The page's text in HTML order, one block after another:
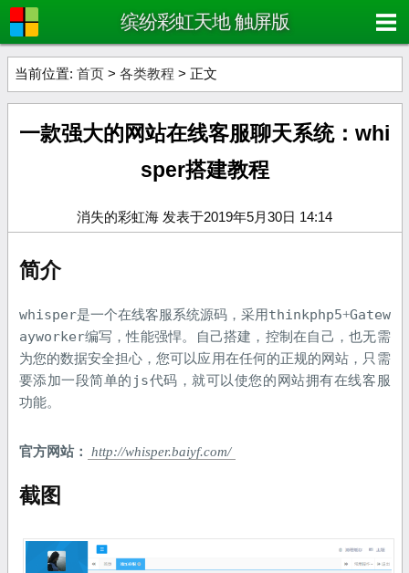
缤纷彩虹天地 触屏版
当前位置: 首页 > 各类教程 > 正文
一款强大的网站在线客服聊天系统：whi
sper搭建教程
消失的彩虹海 发表于2019年5月30日 14:14
简介
whisper是一个在线客服系统源码，采用thinkphp5+Gatew
ayworker编写，性能强悍。自己搭建，控制在自己，也无需
为您的数据安全担心，您可以应用在任何的正规的网站，只需
要添加一段简单的 js代码，就可以使您的网站拥有在线客服
功能。
官方网站： http://whisper.baiyf.com/
截图